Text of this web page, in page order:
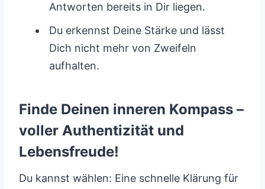
Antworten bereits in Dir liegen.
Du erkennst Deine Stärke und lässt
Dich nicht mehr von Zweifeln
aufhalten.
Finde Deinen inneren Kompass –
voller Authentizität und
Lebensfreude!
Du kannst wählen: Eine schnelle Klärung für